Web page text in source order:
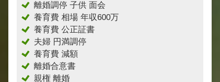
離婚調停 子供 面会
養育費 相場 年収600万
養育費 公正証書
夫婦 円満調停
養育費 減額
離婚合意書
親権 離婚